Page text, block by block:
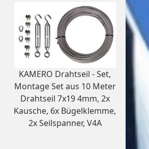
KAMERO Drahtseil - Set,
Montage Set aus 10 Meter
Drahtseil 7x19 4mm, 2x
Kausche, 6x Bügelklemme,
2x Seilspanner, V4A